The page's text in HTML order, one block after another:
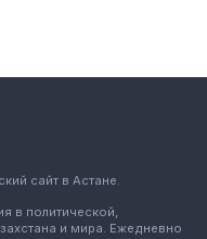
сайт в Астане.
в политической,
и мира. Ежедневно